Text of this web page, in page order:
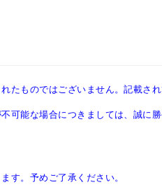
たものではございません。記載さ
可能な場合につきましては、誠に
す。予めご了承ください。